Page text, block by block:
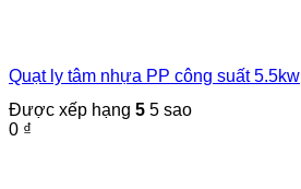
Quạt ly tâm nhựa PP công suất 5.5kw
Được xếp hạng 5 5 sao
0 ₫